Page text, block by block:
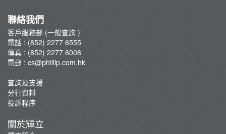
聯絡我們
客戶服務部 (一般查詢 )
電話 : (852) 2277 6555
傳真 : (852) 2277 6008
電郵 : cs@phillip.com.hk
查詢及支援
分行資料
投訴程序
關於輝立